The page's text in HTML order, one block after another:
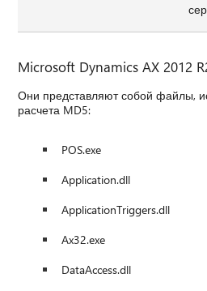
Microsoft Dynamics AX 2012
Они представляют собой файлы,
расчета MD5:
POS.exe
Application.dll
ApplicationTriggers.dll
Ax32.exe
DataAccess.dll